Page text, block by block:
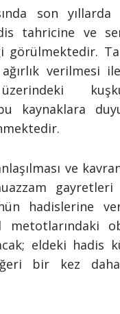
son
tahricine ve
görülmektedir.
ağırlık verilmesi
kaynaklara
ve
hadislerine
metotlarındaki
eldeki hadis
bir kez daha